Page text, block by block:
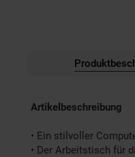
Artikelbeschreibung
• Ein stilvoller
• Der Arbeitstisch für